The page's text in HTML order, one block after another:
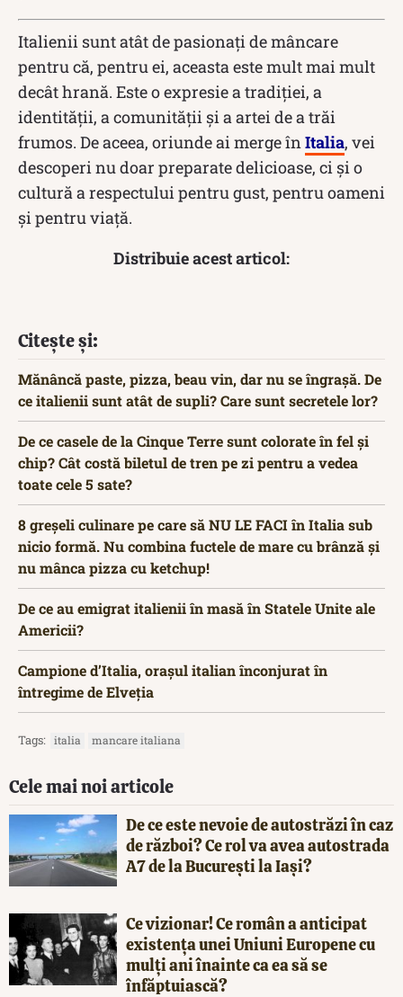
Italienii sunt atât de pasionați de mâncare
pentru că, pentru ei, aceasta este mult mai mult
decât hrană. Este o expresie a tradiției, a
identității, a comunității și a artei de a trăi
frumos. De aceea, oriunde ai merge în Italia, vei
descoperi nu doar preparate delicioase, ci și o
cultură a respectului pentru gust, pentru oameni
și pentru viață.
Distribuie acest articol:
Citește și:
Mănâncă paste, pizza, beau vin, dar nu se îngrașă. De
ce italienii sunt atât de supli? Care sunt secretele lor?
De ce casele de la Cinque Terre sunt colorate în fel și
chip? Cât costă biletul de tren pe zi pentru a vedea
toate cele 5 sate?
8 greșeli culinare pe care să NU LE FACI în Italia sub
nicio formă. Nu combina fuctele de mare cu brânză și
nu mânca pizza cu ketchup!
De ce au emigrat italienii în masă în Statele Unite ale
Americii?
Campione d’Italia, orașul italian înconjurat în
întregime de Elveția
Tags: italia mancare italiana
Cele mai noi articole
De ce este nevoie de autostrăzi în caz
de război? Ce rol va avea autostrada
A7 de la București la Iași?
Ce vizionar! Ce român a anticipat
existența unei Uniuni Europene cu
mulți ani înainte ca ea să se
înfăptuiască?